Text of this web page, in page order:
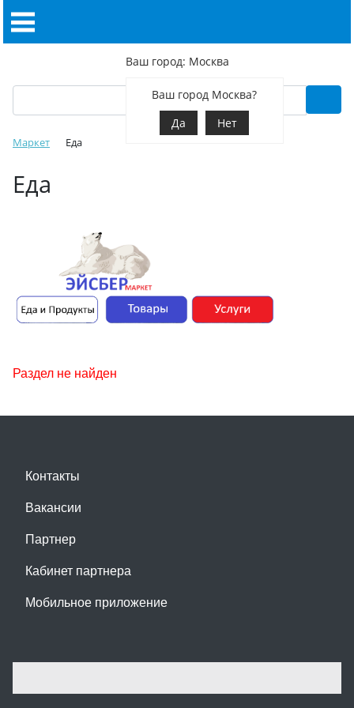
Ваш город: Москва
Ваш город Москва?
Да
Нет
Маркет Еда
Еда
Раздел не найден
Контакты
Вакансии
Партнер
Кабинет партнера
Мобильное приложение